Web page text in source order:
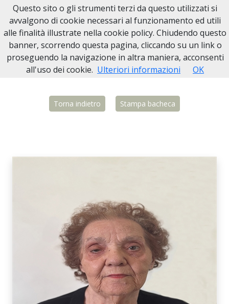
Necrologi Biella
Home Italia BI Biella Carlina Zilio
Torna indietro Stampa bacheca
Questo sito o gli strumenti terzi da questo utilizzati si
avvalgono di cookie necessari al funzionamento ed utili
alle finalità illustrate nella cookie policy. Chiudendo questo
banner, scorrendo questa pagina, cliccando su un link o
proseguendo la navigazione in altra maniera, acconsenti
all'uso dei cookie. Ulteriori informazioni OK